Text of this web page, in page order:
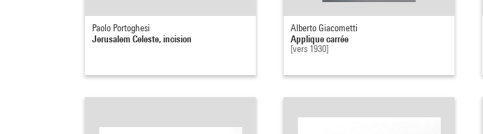
Paolo Portoghesi
Jerusalem Celeste, incision
Alberto Giacometti
Applique carrée
[vers 1930]